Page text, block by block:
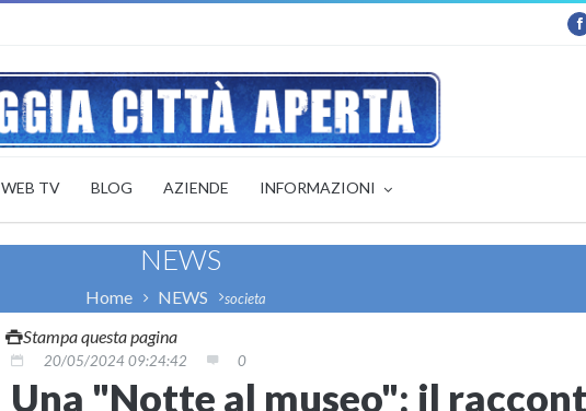
WEB TV BLOG AZIENDE INFORMAZIONI
NEWS
Home NEWS societa
Stampa questa pagina
20/05/2024 09:24:42 0
Una "Notte al museo": il